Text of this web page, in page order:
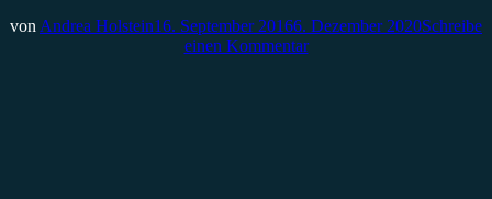
vonAndrea Holstein16. September 20166. Dezember 2020Schreibe
einen Kommentar